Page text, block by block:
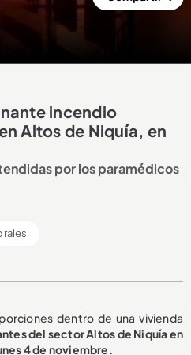
incendio
Altos de Niquía, en
por los paramédicos
dentro de una vivienda
del sector Altos de Niquía en
4 de noviembre.